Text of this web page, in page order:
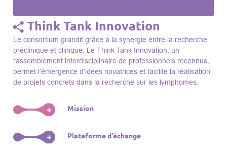
Think Tank Innovation
Le consortium grandit grâce à la synergie entre la recherche
préclinique et clinique. Le Think Tank Innovation, un
rassemblement interdisciplinaire de professionnels reconnus,
permet l’émergence d’idées novatrices et facilite la réalisation
de projets concrets dans la recherche sur les lymphomes.
+ Mission
Le Think Tank initie des projets, façonne des initiatives de
R&D, identifie des porteurs et promeut l’unité parmi les
+ Plateforme d'échange